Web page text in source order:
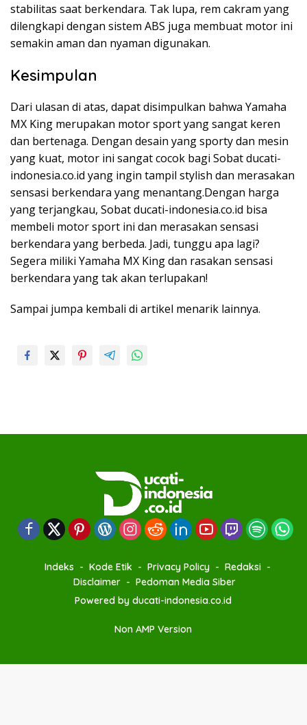
stabilitas saat berkendara. Tak lupa, rem cakram yang
dilengkapi dengan sistem ABS juga membuat motor ini
semakin aman dan nyaman digunakan.
Kesimpulan
Dari ulasan di atas, dapat disimpulkan bahwa Yamaha
MX King merupakan motor sport yang sangat keren
dan bertenaga. Dengan desain yang sporty dan mesin
yang kuat, motor ini sangat cocok bagi Sobat ducati-
indonesia.co.id yang ingin tampil stylish dan merasakan
sensasi berkendara yang menantang.Dengan harga
yang terjangkau, Sobat ducati-indonesia.co.id bisa
membeli motor sport ini dan merasakan sensasi
berkendara yang berbeda. Jadi, tunggu apa lagi?
Segera miliki Yamaha MX King dan rasakan sensasi
berkendara yang tak akan terlupakan!
Sampai jumpa kembali di artikel menarik lainnya.
Indeks Kode Etik Privacy Policy
Redaksi
Disclaimer
Pedoman Media Siber
Powered by ducati-indonesia.co.id
Non AMP Version